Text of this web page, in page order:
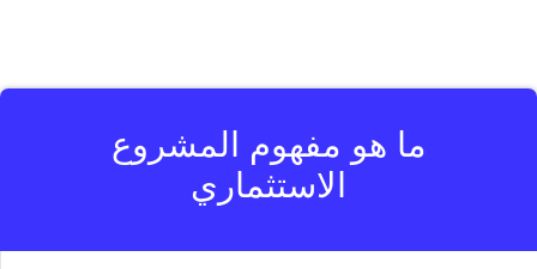
ما هو مفهوم المشروع
الاستثماري